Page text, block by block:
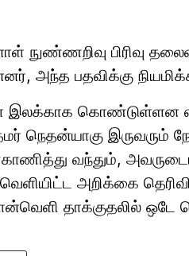
நுண்ணறிவு பிரிவு
அந்த பதவிக்கு
கொண்டுள்ளன
நெதன்யாகு இருவரும்
வந்தும், அவருடைய
அறிக்கை
தாக்குதலில் ஒடே